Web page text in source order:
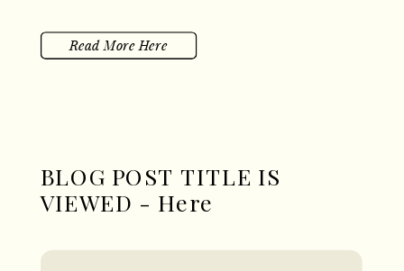
adipiscing vitae proin sagittis nisl.
Read More Here
BLOG POST TITLE IS
VIEWED - Here